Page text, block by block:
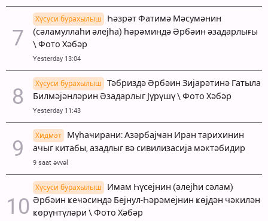
Хүсуси бурахылыш
Һәзрәт Фатимә Мәсумәнин
(сәламуллаһи әлејһа) һәрәминдә Әрбәин әзадарлығы
\ Фото Хәбәр
Yesterday 13:04
Хүсуси бурахылыш
Тәбриздә Әрбәин Зијарәтинә Гатыла
Билмәјәнләрин Әзадарлыг Јүрүшү \ Фото Хәбәр
Yesterday 11:43
Хидмәт
Мүһаҹирани: Азәрбајҹан Иран тарихинин
ачыг китабы, азадлыг вә сивилизасија мәктәбидир
9 saat əvvəl
Хүсуси бурахылыш
Имам Һүсејнин (әлејһи сәлам)
Әрбәин ҝеҹәсиндә Бејнул-Һәрәмејнин ҝөјдән чәкилән
ҝөрүнтүләри \ Фото Хәбәр